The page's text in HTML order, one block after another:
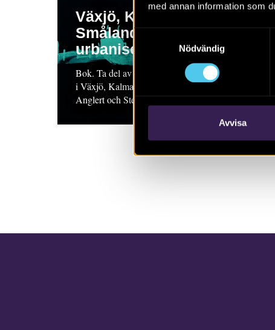
med annan information som
Nödvändig
Avvisa
Växjö, Kalmar och
Smålands tidigaste
urbanisering
Bok. Ta del av de senaste årens undersökningar
i Växjö, Kalmar och på Kalmar slott. Mats
Anglert och Stefan Larsson